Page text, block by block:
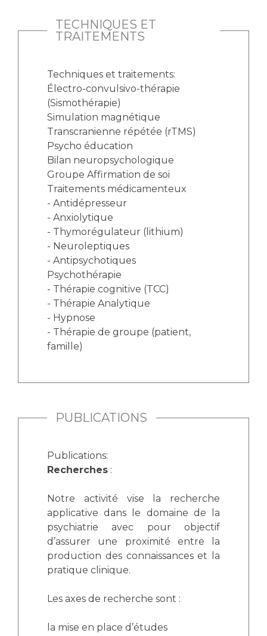
TECHNIQUES ET
TRAITEMENTS
Techniques et traitements:
Électro-convulsivo-thérapie
(Sismothérapie)
Simulation magnétique
Transcranienne répétée (rTMS)
Psycho éducation
Bilan neuropsychologique
Groupe Affirmation de soi
Traitements médicamenteux
- Antidépresseur
- Anxiolytique
- Thymorégulateur (lithium)
- Neuroleptiques
- Antipsychotiques
Psychothérapie
- Thérapie cognitive (TCC)
- Thérapie Analytique
- Hypnose
- Thérapie de groupe (patient,
famille)
PUBLICATIONS
Publications:
Recherches :
Notre activité vise la recherche
applicative dans le domaine de la
psychiatrie avec pour objectif
d’assurer une proximité entre la
production des connaissances et la
pratique clinique.
Les axes de recherche sont :
la mise en place d’études